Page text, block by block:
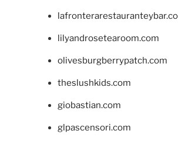
lilyandrosetearoom.com
olivesburgberrypatch.com
theslushkids.com
giobastian.com
glpascensori.com